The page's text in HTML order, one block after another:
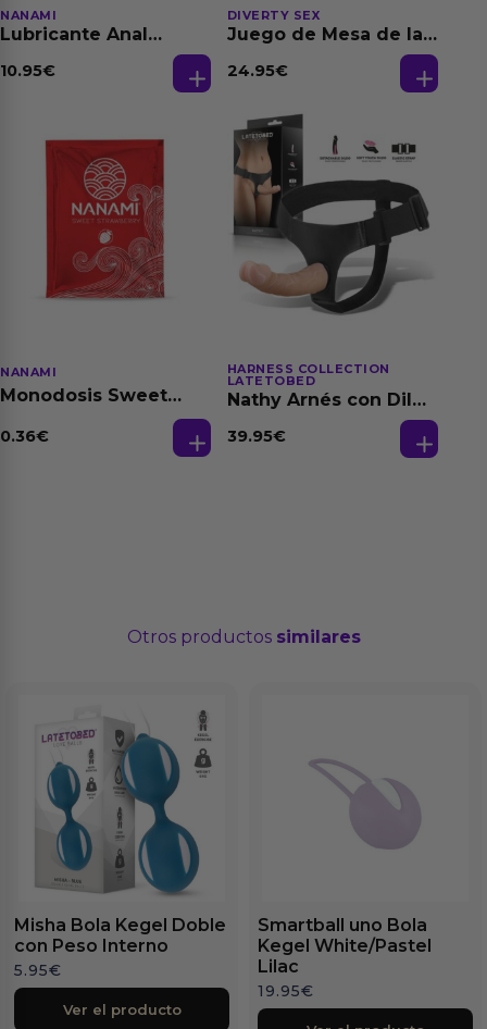
NANAMI
Lubricante Anal
Dilatación Base Agua
10.95€
DIVERTY SEX
Juego de Mesa de las
24.95€
NANAMI
Monodosis Sweet
Base Agua 4 ml
0.36€
HARNESS COLLECTION
LATETOBED
Nathy Arnés con Dildo
39.95€
Otros productos similares
Misha Bola Kegel Doble
con Peso Interno
5.95€
Ver el producto
Smartball uno Bola
Kegel White/Pastel
Lilac
19.95€